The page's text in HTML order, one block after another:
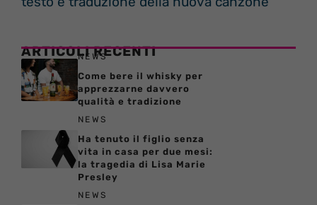
ARTICOLI RECENTI
NEWS
Come bere il whisky per
apprezzarne davvero
qualità e tradizione
NEWS
Ha tenuto il figlio senza
vita in casa per due mesi:
la tragedia di Lisa Marie
Presley
NEWS